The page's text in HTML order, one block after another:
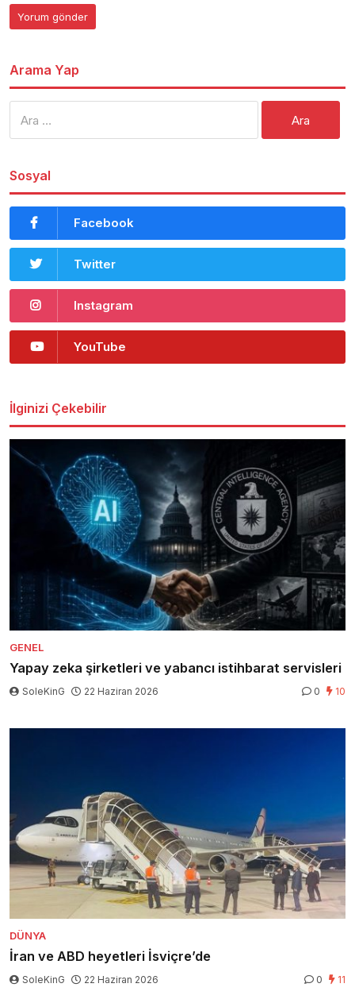
Arama Yap
Sosyal
Facebook
Twitter
Instagram
YouTube
İlginizi Çekebilir
GENEL
Yapay zeka şirketleri ve yabancı istihbarat servisleri
SoleKinG 22 Haziran 2026 0 10
DÜNYA
İran ve ABD heyetleri İsviçre’de
SoleKinG 22 Haziran 2026 0 11